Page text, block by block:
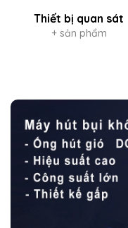
Thiết bị quan sát
+ sản phẩm